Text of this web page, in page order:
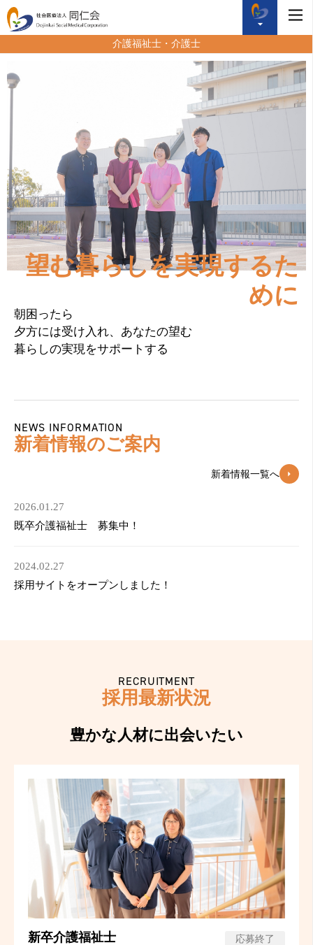
介護福祉士・介護士
望む暮らしを実現するた
めに
朝困ったら
夕方には受け入れ、あなたの望む
暮らしの実現をサポートする
NEWS INFORMATION
新着情報のご案内
新着情報一覧へ
2026.01.27
既卒介護福祉士 募集中！
2024.02.27
採用サイトをオープンしました！
RECRUITMENT
採用最新状況
豊かな人材に出会いたい
応募終了
新卒介護福祉士